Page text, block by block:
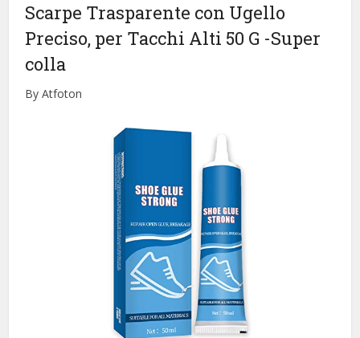
Scarpe Trasparente con Ugello
Preciso, per Tacchi Alti 50 G -Super
colla
By Atfoton